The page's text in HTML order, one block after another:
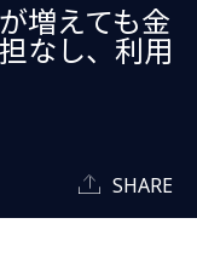
増えても金
なし、利用
SHARE